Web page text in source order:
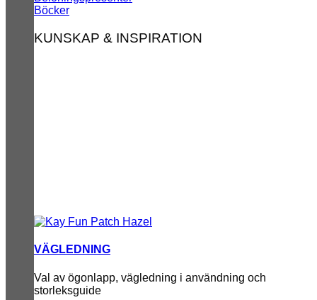
Böcker
KUNSKAP & INSPIRATION
VÄGLEDNING
Val av ögonlapp, vägledning i användning och
storleksguide